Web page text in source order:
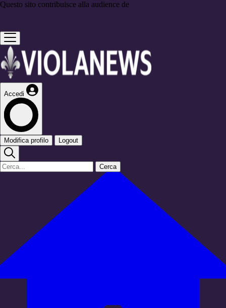
Questo sito contribuisce alla audience de
Accedi
Modifica profilo Logout
Cerca